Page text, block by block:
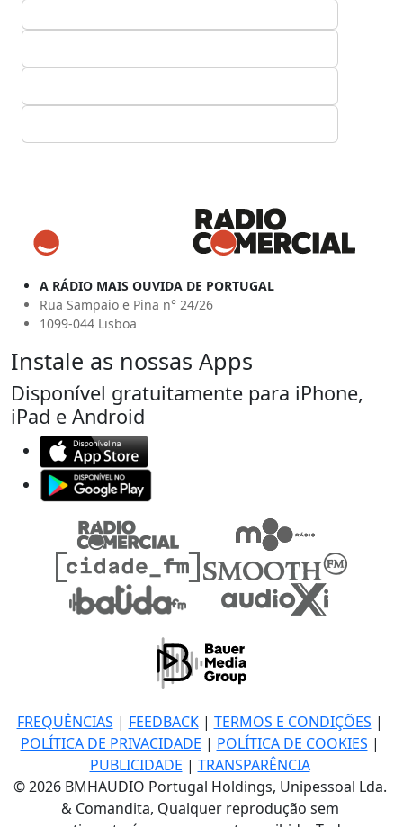
A RÁDIO MAIS OUVIDA DE PORTUGAL
Rua Sampaio e Pina n° 24/26
1099-044 Lisboa
Instale as nossas Apps
Disponível gratuitamente para iPhone,
iPad e Android
FREQUÊNCIAS | FEEDBACK| TERMOS E CONDIÇÕES |
POLÍTICA DE PRIVACIDADE | POLÍTICA DE COOKIES |
PUBLICIDADE | TRANSPARÊNCIA
© 2026 BMHAUDIO Portugal Holdings, Unipessoal Lda.
& Comandita, Qualquer reprodução sem